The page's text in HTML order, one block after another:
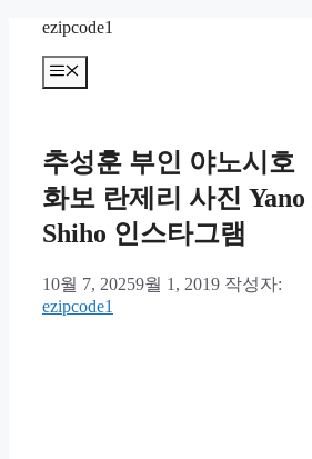
ezipcode1
메
뉴
추성훈 부인 야노시호
화보 란제리 사진 Yano
Shiho 인스타그램
10월 7, 20259월 1, 2019 작성자:
ezipcode1